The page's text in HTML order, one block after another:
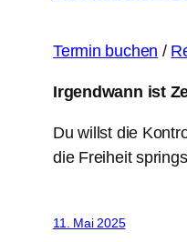
Termin buchen /
Irgendwann ist
Du willst die
die Freiheit
11. Mai 2025